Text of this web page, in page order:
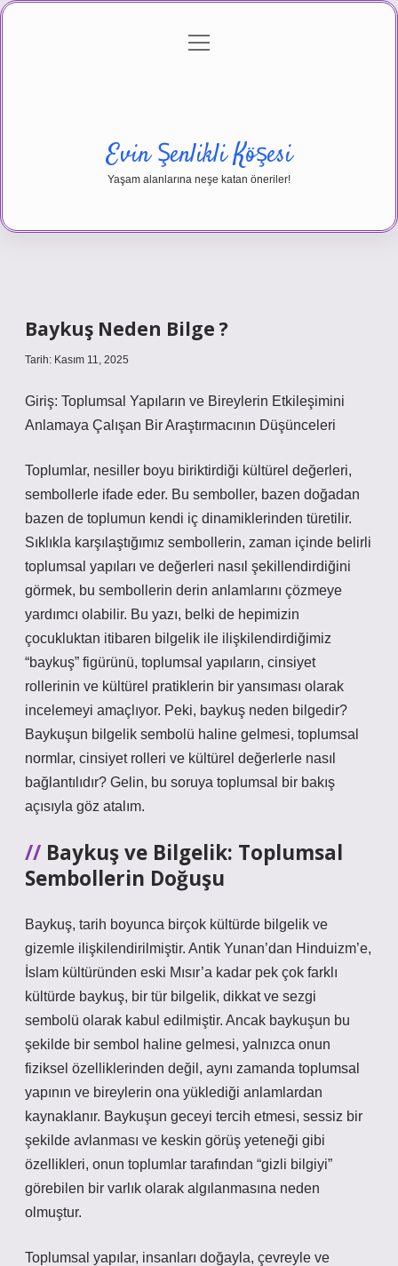
Gizlilik Politikası
menüyü
Evin Şenlikli Köşesi
Yaşam alanlarına neşe katan öneriler!
Baykuş Neden Bilge ?
Tarih: Kasım 11, 2025
Giriş: Toplumsal Yapıların ve Bireylerin Etkileşimini
Anlamaya Çalışan Bir Araştırmacının Düşünceleri
Toplumlar, nesiller boyu biriktirdiği kültürel değerleri,
sembollerle ifade eder. Bu semboller, bazen doğadan
bazen de toplumun kendi iç dinamiklerinden türetilir.
Sıklıkla karşılaştığımız sembollerin, zaman içinde belirli
toplumsal yapıları ve değerleri nasıl şekillendirdiğini
görmek, bu sembollerin derin anlamlarını çözmeye
yardımcı olabilir. Bu yazı, belki de hepimizin
çocukluktan itibaren bilgelik ile ilişkilendirdiğimiz
“baykuş” figürünü, toplumsal yapıların, cinsiyet
rollerinin ve kültürel pratiklerin bir yansıması olarak
incelemeyi amaçlıyor. Peki, baykuş neden bilgedir?
Baykuşun bilgelik sembolü haline gelmesi, toplumsal
normlar, cinsiyet rolleri ve kültürel değerlerle nasıl
bağlantılıdır? Gelin, bu soruya toplumsal bir bakış
açısıyla göz atalım.
Baykuş ve Bilgelik: Toplumsal
Sembollerin Doğuşu
Baykuş, tarih boyunca birçok kültürde bilgelik ve
gizemle ilişkilendirilmiştir. Antik Yunan’dan Hinduizm’e,
İslam kültüründen eski Mısır’a kadar pek çok farklı
kültürde baykuş, bir tür bilgelik, dikkat ve sezgi
sembolü olarak kabul edilmiştir. Ancak baykuşun bu
şekilde bir sembol haline gelmesi, yalnızca onun
fiziksel özelliklerinden değil, aynı zamanda toplumsal
yapının ve bireylerin ona yüklediği anlamlardan
kaynaklanır. Baykuşun geceyi tercih etmesi, sessiz bir
şekilde avlanması ve keskin görüş yeteneği gibi
özellikleri, onun toplumlar tarafından “gizli bilgiyi”
görebilen bir varlık olarak algılanmasına neden
olmuştur.
Toplumsal yapılar, insanları doğayla, çevreyle ve